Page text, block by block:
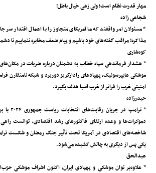
مهار قدرت نظام است؛ ولی زهی خیال باطل!
شجاعی زاده
* مسئولان امر واقفند که ما آمریکای متجاوز را با اعمال اقتدار
مذاکره! مراقب گفته‌های خود باشیم و پیام ضعف مخابره ننماییم تا
کوه‌شاری
* هشدار فرماندهی سپاه خطاب به دشمنان درباره ضربات در مکان‌های
موشکی‌ هایپرسونیک، پهپادهای رادارگریز دوربرد و شبکه نامتقارن
امنیتی غرب را فراتر از غرب آسیا هدف بگیرد.
حیدرزاده
* ترامپ
دموکرات‌ها و وعده ارتقای فاکتورهای رشد اقتصادی، توانست
شاخصه‌های اقتصادی در آمریکا تحت تأثیر جنگ رمضان و شکست
یکی پس از دیگری به چالش کشیده می‌شود.
عبدالحق
* علاوه‌بر توان موشکی و پهپادی ایران، اکنون اشراف موشکی